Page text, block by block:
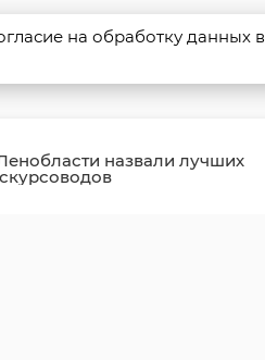
назвали лучших
на обработку данных в